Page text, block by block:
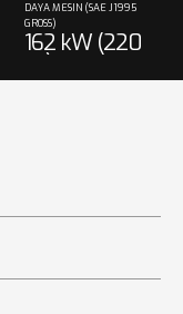
DAYA MESIN (SAE J1995
GROSS)
162 kW (220
pm